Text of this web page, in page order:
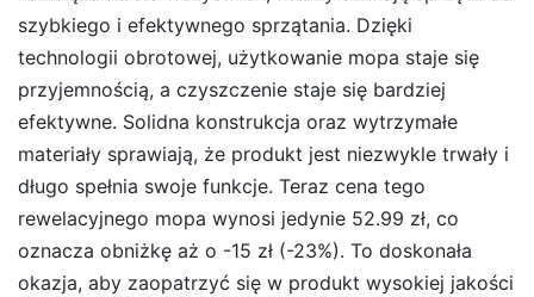
szybkiego i efektywnego sprzątania. Dzięki
technologii obrotowej, użytkowanie mopa staje się
przyjemnością, a czyszczenie staje się bardziej
efektywne. Solidna konstrukcja oraz wytrzymałe
materiały sprawiają, że produkt jest niezwykle trwały i
długo spełnia swoje funkcje. Teraz cena tego
rewelacyjnego mopa wynosi jedynie 52.99 zł, co
oznacza obniżkę aż o -15 zł (-23%). To doskonała
okazja, aby zaopatrzyć się w produkt wysokiej jakości